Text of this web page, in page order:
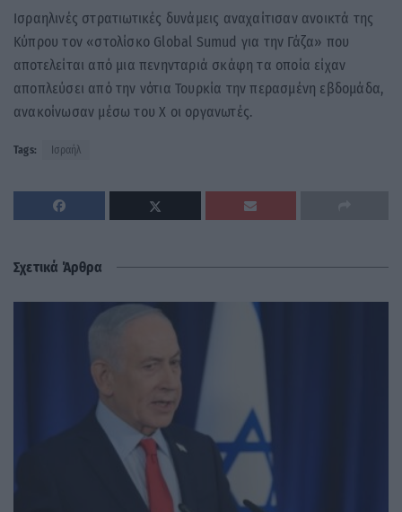
Ισραηλινές στρατιωτικές δυνάμεις αναχαίτισαν ανοικτά της
Κύπρου τον «στολίσκο Global Sumud για την Γάζα» που
αποτελείται από μια πενηνταριά σκάφη τα οποία είχαν
αποπλεύσει από την νότια Τουρκία την περασμένη εβδομάδα,
ανακοίνωσαν μέσω του Χ οι οργανωτές.
Tags: Ισραήλ
Σχετικά Άρθρα